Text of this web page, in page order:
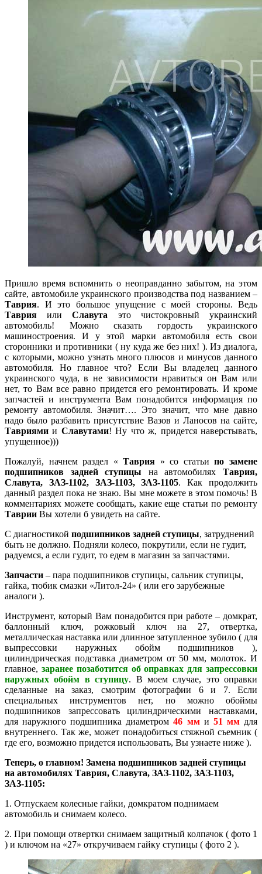
Пришло время вспомнить о неоправданно забытом, на этом
сайте, автомобиле украинского производства под названием –
Таврия. И это большое упущение с моей стороны. Ведь
Таврия илиСлавута это чистокровный украинский
автомобиль! Можно сказать гордость украинского
машиностроения. И у этой марки автомобиля есть свои
сторонники и противники ( ну куда же без них! ). Из диалога,
с которыми, можно узнать много плюсов и минусов данного
автомобиля. Но главное что? Если Вы владелец данного
украинского чуда, в не зависимости нравиться он Вам или
нет, то Вам все равно придется его ремонтировать. И кроме
запчастей и инструмента Вам понадобится информация по
ремонту автомобиля. Значит…. Это значит, что мне давно
надо было разбавить присутствие Вазов и Ланосов на сайте,
Тавриями и Славутами! Ну что ж, придется наверстывать,
упущенное)))
Пожалуй, начнем раздел «Таврия » со статьипо замене
подшипников задней ступицы на автомобиляхТаврия,
Славута, ЗАЗ-1102, ЗАЗ-1103, ЗАЗ-1105. Как продолжить
данный раздел пока не знаю. Вы мне можете в этом помочь! В
комментариях можете сообщать, какие еще статьи по ремонту
Таврии Вы хотели б увидеть на сайте.
С диагностикой подшипников задней ступицы, затруднений
быть не должно. Подняли колесо, покрутили, если не гудит,
радуемся, а если гудит, то едем в магазин за запчастями.
Запчасти – пара подшипников ступицы, сальник ступицы,
гайка, тюбик смазки «Литол-24» ( или его зарубежные
аналоги ).
Инструмент, который Вам понадобится при работе – домкрат,
баллонный ключ, рожковый ключ на 27, отвертка,
металлическая наставка или длинное затупленное зубило ( для
выпрессовки наружных обойм подшипников ),
цилиндрическая подставка диаметром от 50 мм, молоток. И
главное, заранее позаботится об оправках для запрессовки
наружных обойм в ступицу. В моем случае, это оправки
сделанные на заказ, смотрим фотографии 6 и 7. Если
специальных инструментов нет, но можно обоймы
подшипников запрессовать цилиндрическими наставками,
для наружного подшипника диаметром46 мми 51 ммдля
внутреннего. Так же, может понадобиться стяжной съемник (
где его, возможно придется использовать, Вы узнаете ниже ).
Теперь, о главном! Замена подшипников задней ступицы
на автомобилях Таврия, Славута, ЗАЗ-1102, ЗАЗ-1103,
ЗАЗ-1105:
1. Отпускаем колесные гайки, домкратом поднимаем
автомобиль и снимаем колесо.
2. При помощи отвертки снимаем защитный колпачок ( фото 1
) и ключом на «27» откручиваем гайку ступицы ( фото 2 ).